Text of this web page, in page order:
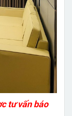
tư vấn báo